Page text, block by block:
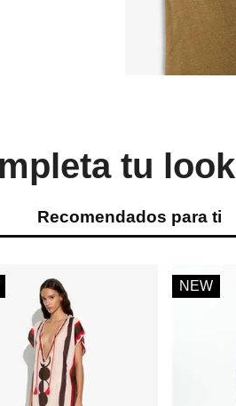
tu look
Recomendados para ti
NEW